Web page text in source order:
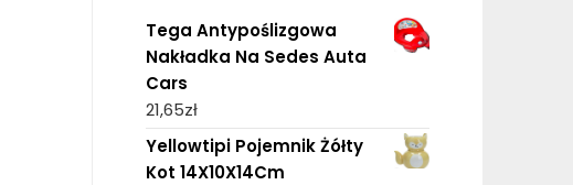
Tega Antypoślizgowa
Nakładka Na Sedes Auta
Cars
21,65zł
Yellowtipi Pojemnik Żółty
Kot 14X10X14Cm